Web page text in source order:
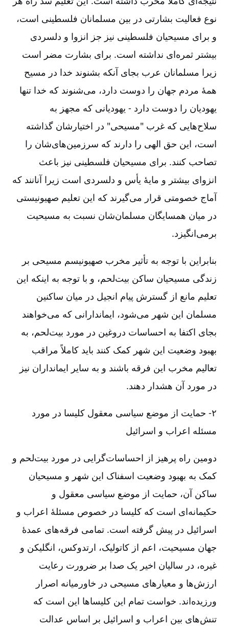
نوع فعالیت بشارتی در بین مسلمانان فلسطینی است،
و برای مسیحیان فلسطینی نیز جز انزوا و دلسردی
بیشتر ثمره‌ای نداشته است. برای بشارت مضر است
زیرا مسلمانان عرب بجای آنکه بشنوند خدا در مسیح
همۀ مردم جهان را دوست دارد، می‌شنوند که خدا تنها
یهودیان را دوست دارد -‏‏‏ یهودیانی که مجهز به
سلاح‌هایی که غرب "مسیحی" در اختیارشان گذاشته
است، این حق الهی را دارند که سرزمین‌های‌شان را
تصاحب کنند. برای مسیحیان فلسطینی نیز باعث
انزوای بیشتر و مایۀ یأس و دلسردی است زیرا آنانند که
آماج خصومتی قرار می‌گیرند که این تعلیم صهیونیستی
در میان همسایگان مسلمان‌شان نسبت به مسیحیت
برمی‌انگیزد.
بنابراین با توجه به تأثیر مخرب صهیونیسم مسیحی بر
زندگی مسیحیان ساکن بیت‌لحم، و با توجه به اینکه این
تعلیم مانع از گسترش پیام انجیل در میان ساکنین
مسلمان این شهر می‌شود، ایماندارانی که می‌خواهند
بجای اکتفا به احساسات دروغین در مورد بیت‌لحم، به
بهبود وضعیت این شهر کمک کنند باید کاملاً مراقب
تعالیم مخرب این فرقه باشند و به سایر ایمانداران نیز
در مورد آن هشدار دهند.
۲-‏‏‏ حمایت از موضع سیاسی معقول کلیسا در مورد
مسئله اعراب و اسرائیل
دومین راه پرهیز از احساسات‌گرایی در مورد بیت‌لحم و
کمک به بهبود وضعیت اسفناک این شهر و مسیحیان
ساکن آن، حمایت از موضع سیاسی معقول و
حکیمانه‌‌ای است که کلیسا در خصوص مسئلۀ اعراب و
اسرائیل در پیش گرفته است. تمامی فرقه‌های عمدۀ
جهان مسیحیت، اعم از کاتولیک، ارتدوکس، انگلیکن و
غیره، در سالیان اخیر یک صدا بر ضرورت رعایت
ارزش‌ها و معیارهای مسیحی در خاورمیانه اصرار
ورزیده‌اند. خواست تمام این کلیساها این است که
تنش‌های بین اعراب و اسرائیل بر اساس عدالت